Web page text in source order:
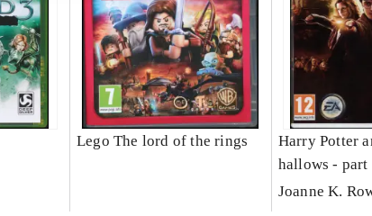
Lego The lord of the rings
Harry Potter
hallows - part
Joanne K.